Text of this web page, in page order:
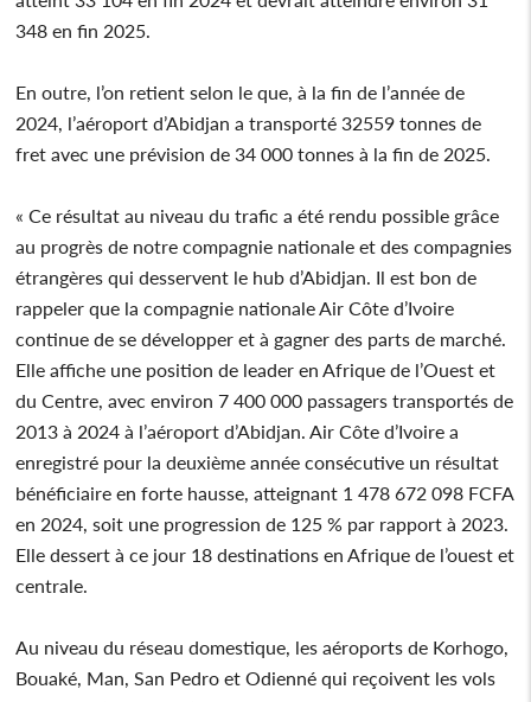
348 en fin 2025.
En outre, l’on retient selon le que, à la fin de l’année de
2024, l’aéroport d’Abidjan a transporté 32559 tonnes de
fret avec une prévision de 34 000 tonnes à la fin de 2025.
« Ce résultat au niveau du trafic a été rendu possible grâce
au progrès de notre compagnie nationale et des compagnies
étrangères qui desservent le hub d’Abidjan. Il est bon de
rappeler que la compagnie nationale Air Côte d’Ivoire
continue de se développer et à gagner des parts de marché.
Elle affiche une position de leader en Afrique de l’Ouest et
du Centre, avec environ 7 400 000 passagers transportés de
2013 à 2024 à l’aéroport d’Abidjan. Air Côte d’Ivoire a
enregistré pour la deuxième année consécutive un résultat
bénéficiaire en forte hausse, atteignant 1 478 672 098 FCFA
en 2024, soit une progression de 125 % par rapport à 2023.
Elle dessert à ce jour 18 destinations en Afrique de l’ouest et
centrale.
Au niveau du réseau domestique, les aéroports de Korhogo,
Bouaké, Man, San Pedro et Odienné qui reçoivent les vols